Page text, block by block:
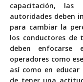
capacitación,
autoridades deben
para cambiar la
los conductores de
deben
operadores como
así como en